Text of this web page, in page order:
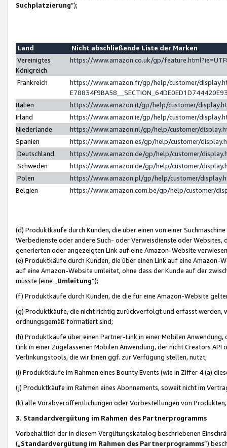
Suchplatzierung”);
Land
Nicht abschließende Liste der Marken
Vereinigtes
Königreich
https://www.amazon.co.uk/gp/
Frankreich
https://www.amazon.fr/gp/help/customer/
Italien
https://www.amazon.it/gp/help/customer/
Irland
https://www.amazon.ie/gp/help/customer/
Niederlande
https://www.amazon.nl/gp/help/customer/
Spanien
https://www.amazon.es/gp/help/customer/
Deutschland
https://www.amazon.de/gp/help/customer/
Schweden
https://www.amazon.de/gp/help/customer/
Polen
https://www.amazon.pl/gp/help/customer/
Belgien
https://www.amazon.com.be/gp/help/customer/
(d) Produktkäufe durch Kunden, die über einen von einer
Werbedienste oder andere Such- oder Verweisdienste oder Websites,
generierten oder angezeigten Link auf eine Amazon-Website
(e) Produktkäufe durch Kunden, die über einen Link auf eine
auf eine Amazon-Website umleitet, ohne dass der Kunde auf der
müsste (eine „ Umleitung“);
(f) Produktkäufe durch Kunden, die die für eine Amazon-Website
(g) Produktkäufe, die nicht richtig zurückverfolgt und erfasst werden,
ordnungsgemäß formatiert sind;
(h) Produktkäufe über einen Partner-Link in einer Mobilen
Link in einer Zugelassenen Mobilen Anwendung, der nicht Creators
Verlinkungstools, die wir Ihnen ggf. zur Verfügung stellen, nutzt;
(i) Produktkäufe im Rahmen eines Bounty Events (wie in Ziffer 4 (a)
(j) Produktkäufe im Rahmen eines Abonnements, soweit nicht im
(k) alle Vorabveröffentlichungen oder Vorbestellungen von
3. Standardvergütung im Rahmen des Partnerprogramms
Vorbehaltlich der in diesem Vergütungskatalog beschriebenen
(„ Standardvergütung im Rahmen des Partnerprogramms“)